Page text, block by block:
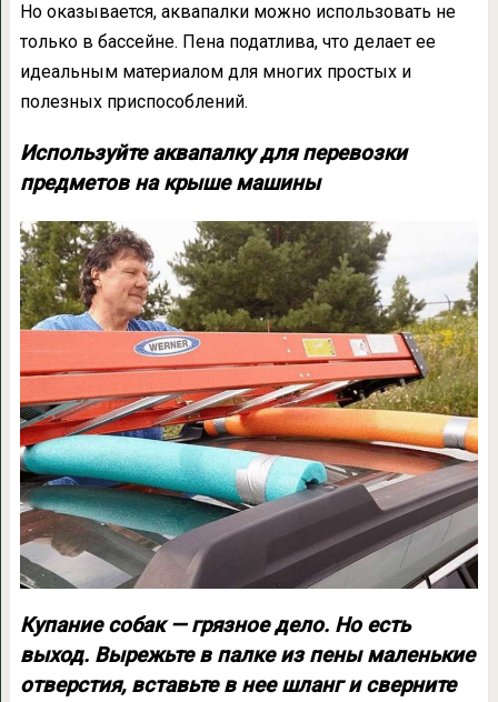
Но оказывается, аквапалки можно использовать не
только в бассейне. Пена податлива, что делает ее
идеальным материалом для многих простых и
полезных приспособлений.
Используйте аквапалку для перевозки
предметов на крыше машины
Купание собак — грязное дело. Но есть
выход. Вырежьте в палке из пены маленькие
отверстия, вставьте в нее шланг и сверните